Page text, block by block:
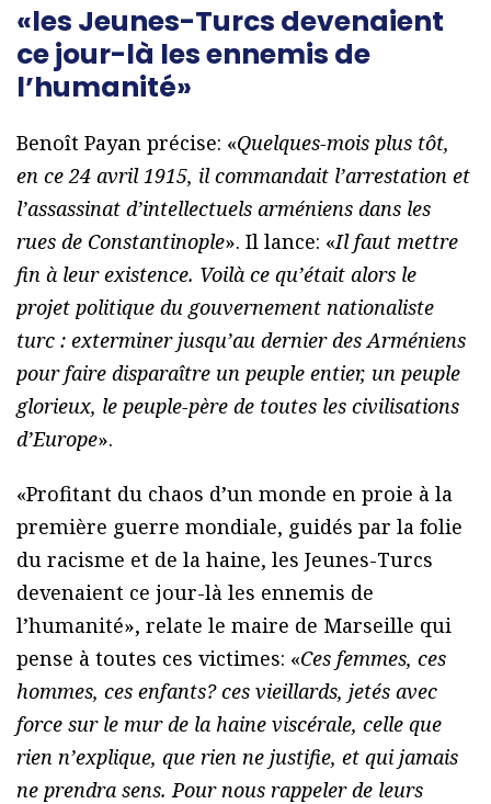
«les Jeunes-Turcs devenaient
ce jour-là les ennemis de
l’humanité»
Benoît Payan précise: «Quelques-mois plus tôt,
en ce 24 avril 1915, il commandait l’arrestation et
l’assassinat d’intellectuels arméniens dans les
rues de Constantinople». Il lance: «Il faut mettre
fin à leur existence. Voilà ce qu’était alors le
projet politique du gouvernement nationaliste
turc : exterminer jusqu’au dernier des Arméniens
pour faire disparaître un peuple entier, un peuple
glorieux, le peuple-père de toutes les civilisations
d’Europe».
«Profitant du chaos d’un monde en proie à la
première guerre mondiale, guidés par la folie
du racisme et de la haine, les Jeunes-Turcs
devenaient ce jour-là les ennemis de
l’humanité», relate le maire de Marseille qui
pense à toutes ces victimes: «Ces femmes, ces
hommes, ces enfants? ces vieillards, jetés avec
force sur le mur de la haine viscérale, celle que
rien n’explique, que rien ne justifie, et qui jamais
ne prendra sens. Pour nous rappeler de leurs